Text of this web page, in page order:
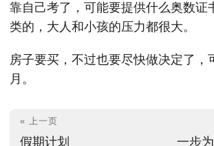
靠自己考了，可能要提供什么奥数证
类的，大人和小孩的压力都很大。
房子要买，不过也要尽快做决定了，
月。
« 上一页
假期计划 一步